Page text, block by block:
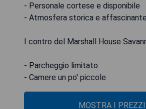
- Personale cortese e disponibile
- Atmosfera storica e affascinante
I contro del Marshall House
- Parcheggio limitato
MOSTRA I PREZZI